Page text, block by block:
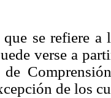
que se refiere a
verse a
de
de los